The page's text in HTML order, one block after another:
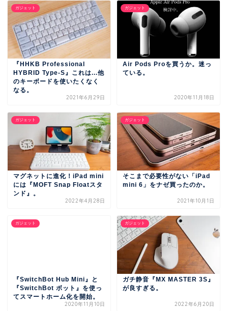
ガジェット
『HHKB Professional
HYBRID Type-S』これは...他
のキーボードを使いたくなく
なる。
2021年6月29日
ガジェット
Air Pods Proを買うか。迷っ
ている。
2020年11月18日
ガジェット
マグネットに進化！iPad mini
には『MOFT Snap Floatスタ
ンド』。
2022年4月28日
ガジェット
そこまで必要性がない「iPad
mini 6」をナゼ買ったのか。
2021年10月1日
ガジェット
『SwitchBot Hub Mini』と
『SwitchBot ボット』を使っ
てスマートホーム化を開始。
2020年11月10日
ガジェット
ガチ静音『MX MASTER 3S』
が良すぎる。
2022年6月20日